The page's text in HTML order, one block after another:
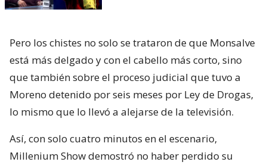
Pero los chistes no solo se trataron de que Monsalve
está más delgado y con el cabello más corto, sino
que también sobre el proceso judicial que tuvo a
Moreno detenido por seis meses por Ley de Drogas,
lo mismo que lo llevó a alejarse de la televisión.
Así, con solo cuatro minutos en el escenario,
Millenium Show demostró no haber perdido su